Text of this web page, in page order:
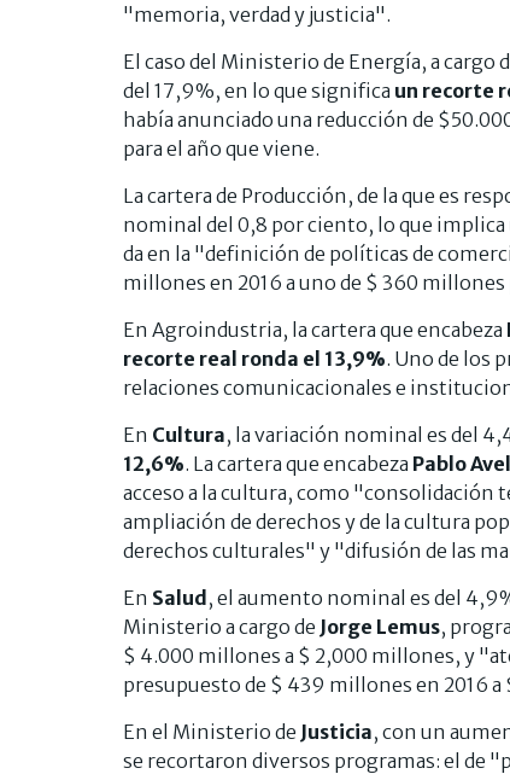
"memoria, verdad y justicia".
El caso del Ministerio de Energía, a cargo
del 17,9%, en lo que significa un recorte
había anunciado una reducción de
para el año que viene.
La cartera de Producción, de la que es
nominal del 0,8 por ciento, lo que implica
da en la "definición de políticas de
millones en 2016 a uno de $ 360
En Agroindustria, la cartera que encabeza
recorte real ronda el 13,9%. Uno de los
relaciones comunicacionales e
En Cultura, la variación nominal es del
12,6%. La cartera que encabeza Pablo
acceso a la cultura, como
ampliación de derechos y de la cultura
derechos culturales" y "difusión de las
En Salud, el aumento nominal es del
Ministerio a cargo de Jorge Lemus,
$ 4.000 millones a $ 2,000 millones, y
presupuesto de $ 439 millones en 2016 a
En el Ministerio de Justicia, con un
se recortaron diversos programas: el de